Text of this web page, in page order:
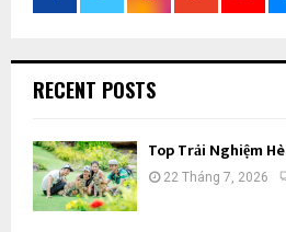
RECENT POSTS
Top Trải Nghiệm Hè
22 Tháng 7, 2026